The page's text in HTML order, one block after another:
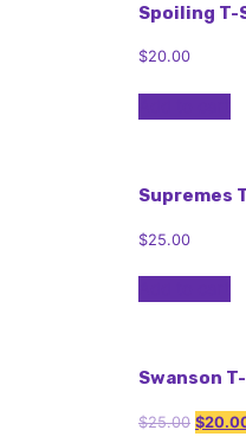
Spoiling T-
$20.00
Supremes
$25.00
Swanson
$25.00 $